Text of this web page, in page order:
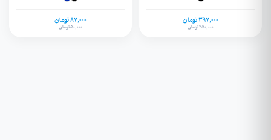
397,000 تومان
450,000 تومان
87,000 تومان
50,000 تومان